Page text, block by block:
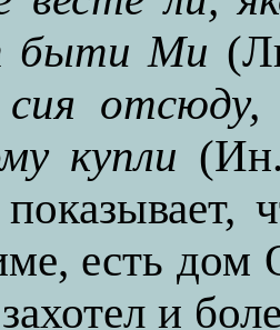
быти Ми
сия
купли
есть
и